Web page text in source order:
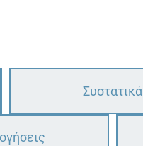
Συστατικά